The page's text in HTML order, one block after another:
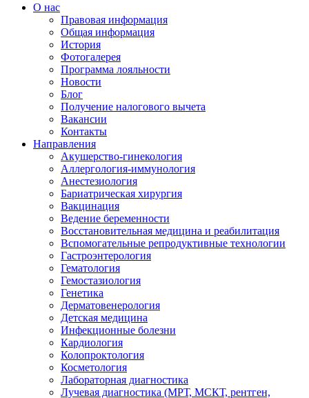
О нас
Правовая информация
Общая информация
История
Фотогалерея
Программа лояльности
Новости
Блог
Получение налогового вычета
Вакансии
Контакты
Направления
Акушерство-гинекология
Аллергология-иммунология
Анестезиология
Бариатрическая хирургия
Вакцинация
Ведение беременности
Восстановительная медицина и реабилитация
Вспомогательные репродуктивные технологии
Гастроэнтерология
Гематология
Гемостазиология
Генетика
Дерматовенерология
Детская медицина
Инфекционные болезни
Кардиология
Колопроктология
Косметология
Лабораторная диагностика
Лучевая диагностика (МРТ, МСКТ, рентген,